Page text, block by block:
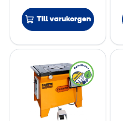
a
r
e
2
m
,
Till varukorgen
r
m
e
r